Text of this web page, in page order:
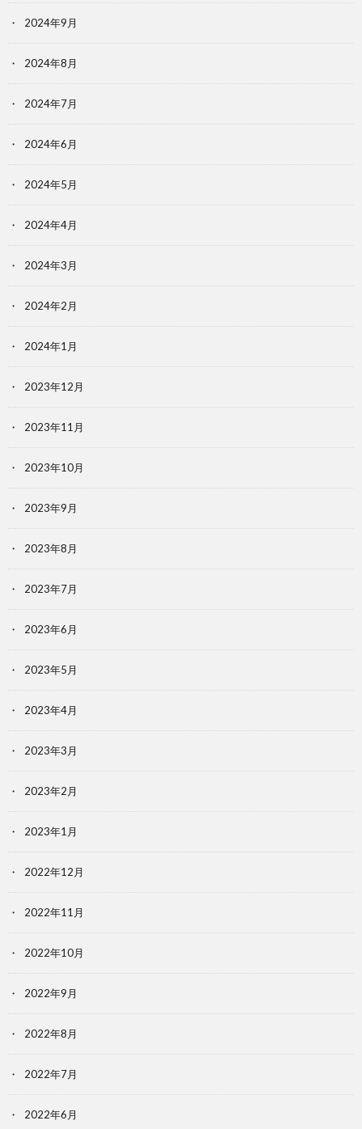
2024年9月
2024年8月
2024年7月
2024年6月
2024年5月
2024年4月
2024年3月
2024年2月
2024年1月
2023年12月
2023年11月
2023年10月
2023年9月
2023年8月
2023年7月
2023年6月
2023年5月
2023年4月
2023年3月
2023年2月
2023年1月
2022年12月
2022年11月
2022年10月
2022年9月
2022年8月
2022年7月
2022年6月